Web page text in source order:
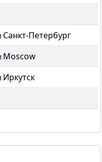
Санкт-Петербург
Moscow
Иркутск